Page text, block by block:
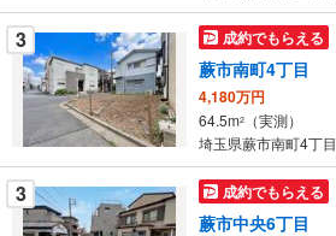
ー
ジ
に
保
す
る
3 成約でもらえる
蕨市南町4丁目
4,180万円
64.5m2
（実測）
埼玉県蕨市南町4丁目
3 成約でもらえる
蕨市中央6丁目